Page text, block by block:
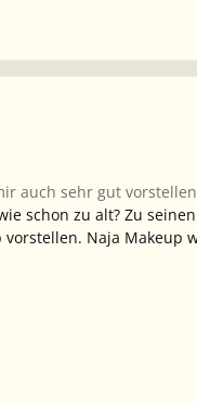
auch sehr gut
schon zu alt? Zu
Naja Makeup